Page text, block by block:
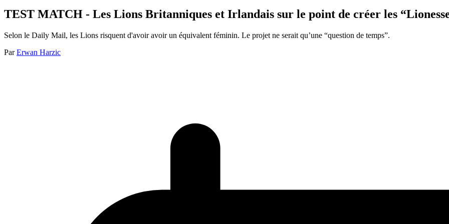
TEST MATCH - Les Lions Britanniques et Irlandais sur le point de créer les
Selon le Daily Mail, les Lions risquent d'avoir avoir un équivalent féminin. Le projet ne serait qu’une “question de temps”.
Par Erwan Harzic